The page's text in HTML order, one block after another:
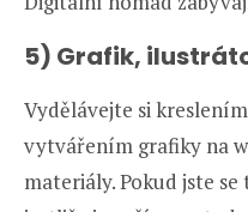
5) Grafik,
Vydělávejte si
vytvářením grafiky na
materiály. Pokud jste